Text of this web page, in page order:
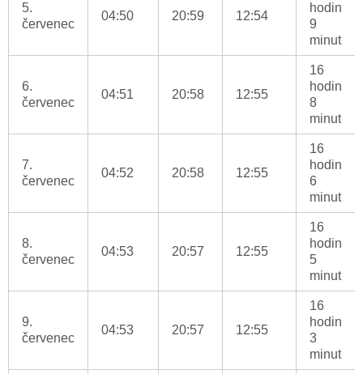
5.
červenec
04:50 20:59 12:54
hodin
9
minut
6.
červenec
04:51 20:58 12:55
16
hodin
8
minut
7.
červenec
04:52 20:58 12:55
16
hodin
6
minut
8.
červenec
04:53 20:57 12:55
16
hodin
5
minut
9.
červenec
04:53 20:57 12:55
16
hodin
3
minut